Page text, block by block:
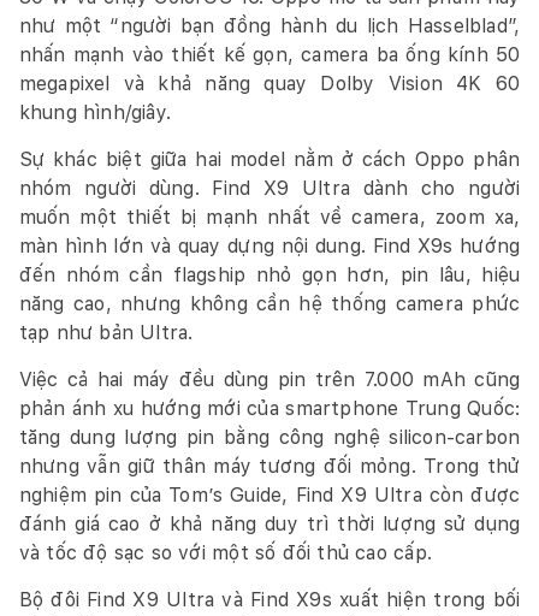
như một “người bạn đồng hành du lịch Hasselblad”,
nhấn mạnh vào thiết kế gọn, camera ba ống kính 50
megapixel và khả năng quay Dolby Vision 4K 60
khung hình/giây.
Sự khác biệt giữa hai model nằm ở cách Oppo phân
nhóm người dùng. Find X9 Ultra dành cho người
muốn một thiết bị mạnh nhất về camera, zoom xa,
màn hình lớn và quay dựng nội dung. Find X9s hướng
đến nhóm cần flagship nhỏ gọn hơn, pin lâu, hiệu
năng cao, nhưng không cần hệ thống camera phức
tạp như bản Ultra.
Việc cả hai máy đều dùng pin trên 7.000 mAh cũng
phản ánh xu hướng mới của smartphone Trung Quốc:
tăng dung lượng pin bằng công nghệ silicon-carbon
nhưng vẫn giữ thân máy tương đối mỏng. Trong thử
nghiệm pin của Tom’s Guide, Find X9 Ultra còn được
đánh giá cao ở khả năng duy trì thời lượng sử dụng
và tốc độ sạc so với một số đối thủ cao cấp.
Bộ đôi Find X9 Ultra và Find X9s xuất hiện trong bối